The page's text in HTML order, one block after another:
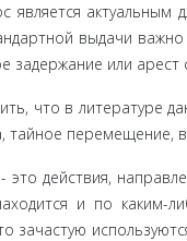
является актуальным
выдачи
задержание или арест
что в литературе
тайное перемещение,
действия,
и по каким-
зачастую